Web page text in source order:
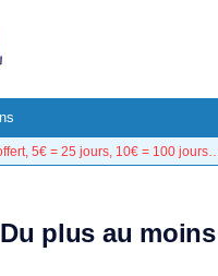
5€ = 25 jours, 10€ = 100 jours…
plus au